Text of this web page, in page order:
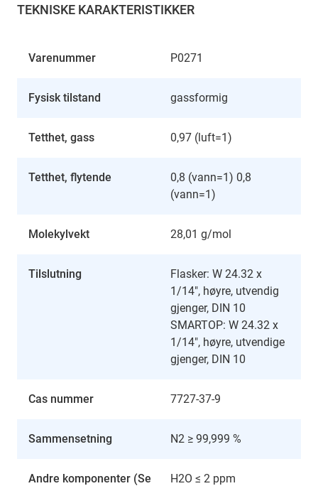
TEKNISKE KARAKTERISTIKKER
Varenummer P0271
Fysisk tilstand gassformig
Tetthet, gass 0,97 (luft=1)
Tetthet, flytende
0,8 (vann=1) 0,8
(vann=1)
Molekylvekt 28,01 g/mol
Tilslutning
Flasker: W 24.32 x
1/14", høyre, utvendig
gjenger, DIN 10
SMARTOP: W 24.32 x
1/14", høyre, utvendige
gjenger, DIN 10
Cas nummer 7727-37-9
Sammensetning N2 ≥ 99,999 %
Andre komponenter (Se
H2O ≤ 2 ppm